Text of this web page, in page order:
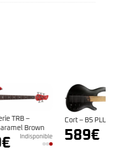
Cort – B5 PLUS AS RM Noir
589€ Indisponible